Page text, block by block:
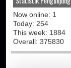
Now online: 1
Today: 254
This week: 1884
Overall: 375830